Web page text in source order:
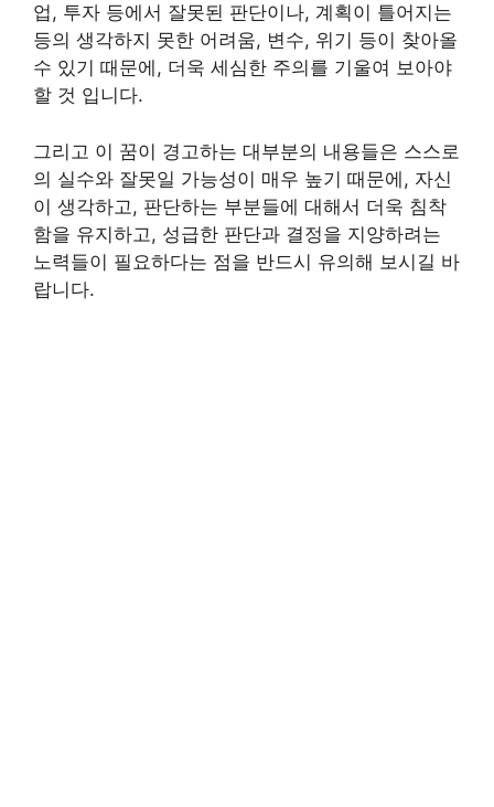
업, 투자 등에서 잘못된 판단이나, 계획이 틀어지는
등의 생각하지 못한 어려움, 변수, 위기 등이 찾아올
수 있기 때문에, 더욱 세심한 주의를 기울여 보아야
할 것 입니다.
그리고 이 꿈이 경고하는 대부분의 내용들은 스스로
의 실수와 잘못일 가능성이 매우 높기 때문에, 자신
이 생각하고, 판단하는 부분들에 대해서 더욱 침착
함을 유지하고, 성급한 판단과 결정을 지양하려는
노력들이 필요하다는 점을 반드시 유의해 보시길 바
랍니다.